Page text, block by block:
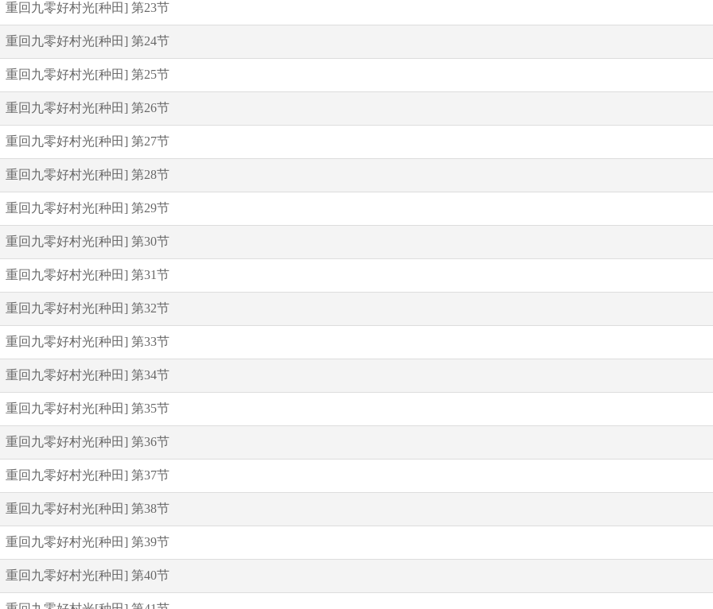
重回九零好村光[种田] 第23节
重回九零好村光[种田] 第24节
重回九零好村光[种田] 第25节
重回九零好村光[种田] 第26节
重回九零好村光[种田] 第27节
重回九零好村光[种田] 第28节
重回九零好村光[种田] 第29节
重回九零好村光[种田] 第30节
重回九零好村光[种田] 第31节
重回九零好村光[种田] 第32节
重回九零好村光[种田] 第33节
重回九零好村光[种田] 第34节
重回九零好村光[种田] 第35节
重回九零好村光[种田] 第36节
重回九零好村光[种田] 第37节
重回九零好村光[种田] 第38节
重回九零好村光[种田] 第39节
重回九零好村光[种田] 第40节